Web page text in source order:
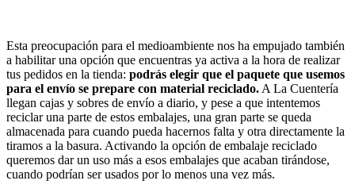
Esta preocupación para el medioambiente nos ha empujado también
a habilitar una opción que encuentras ya activa a la hora de realizar
tus pedidos en la tienda: podrás elegir que el paquete que usemos
para el envío se prepare con material reciclado. A La Cuentería
llegan cajas y sobres de envío a diario, y pese a que intentemos
reciclar una parte de estos embalajes, una gran parte se queda
almacenada para cuando pueda hacernos falta y otra directamente la
tiramos a la basura. Activando la opción de embalaje reciclado
queremos dar un uso más a esos embalajes que acaban tirándose,
cuando podrían ser usados por lo menos una vez más.